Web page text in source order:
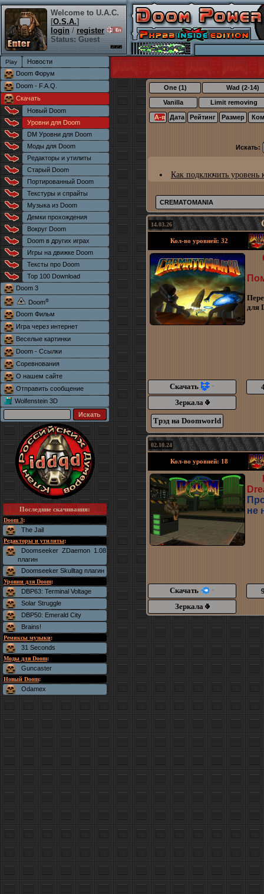
Welcome to U.A.C.
[O.S.A.]
login / register
Status: Guest
Новости
Doom Форум
Doom - F.A.Q.
Скачать
Новый Doom
Уровни для Doom
DM Уровни для Doom
Моды для Doom
Редакторы и утилиты
Старый Doom
Портированный Doom
Текстуры и спрайты
Музыка из Doom
Демки прохождения
Вокруг Doom
Doom в других играх
Игры на движке Doom
Тексты про Doom
Top 100 Download
Doom 3
Doom®
Doom Фильм
Игра через интернет
Веселые картинки
Doom - Ссылки
Соревнования
О нашем сайте
Отправить сообщение
Wolfenstein 3D
Последние скачивания:
Doom 3:
The Jail
Редакторы и утилиты:
Doomseeker ZDaemon 1.08
плагин
Doomseeker Skulltag плагин
Уровни для Doom:
DBP63: Terminal Voltage
Solar Struggle
DBP50: Emerald City
Brains!
Ремиксы музыки:
31 Seconds
Моды для Doom:
Guncaster
Новый Doom:
Odamex
One (1) Wad (2-14)
Vanilla Limit removing
А-я Дата Рейтинг Размер
Искать:
Как подключить уровень
CREMATOMANIA
14.03.26
Кол-во уровней: 32
для
Скачать *
Зеркала
Трэд на Doomworld
02.10.24
Кол-во уровней: 18
не
Скачать *
Зеркала